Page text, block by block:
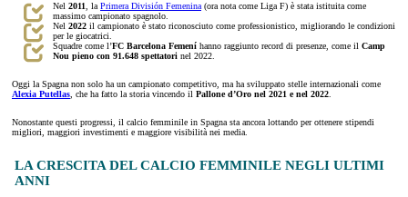
Nel 2011, laPrimera División Femenina(ora nota come Liga F) è stata istituita come
massimo campionato spagnolo.
Nel 2022 il campionato è stato riconosciuto come professionistico, migliorando le condizioni
per le giocatrici.
Squadre come l’FC Barcelona Femení hanno raggiunto record di presenze, come il Camp
Nou pieno con 91.648 spettatori nel 2022.
Oggi la Spagna non solo ha un campionato competitivo, ma ha sviluppato stelle internazionali come
Alexia Putellas, che ha fatto la storia vincendo il Pallone d’Oro nel 2021 e nel 2022.
Nonostante questi progressi, il calcio femminile in Spagna sta ancora lottando per ottenere stipendi
migliori, maggiori investimenti e maggiore visibilità nei media.
LA CRESCITA DEL CALCIO FEMMINILE NEGLI ULTIMI
ANNI